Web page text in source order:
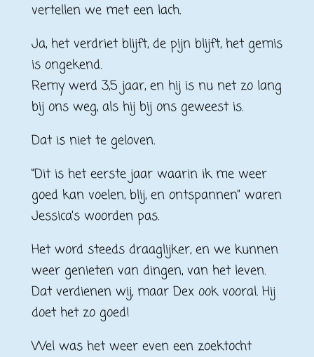
vertellen we met een lach.
Ja, het verdriet blijft, de pijn blijft, het gemis
is ongekend.
Remy werd 3,5 jaar, en hij is nu net zo lang
bij ons weg, als hij bij ons geweest is.
Dat is niet te geloven.
“Dit is het eerste jaar waarin ik me weer
goed kan voelen, blij, en ontspannen” waren
Jessica’s woorden pas.
Het word steeds draaglijker, en we kunnen
weer genieten van dingen, van het leven.
Dat verdienen wij, maar Dex ook vooral. Hij
doet het zo goed!
Wel was het weer even een zoektocht